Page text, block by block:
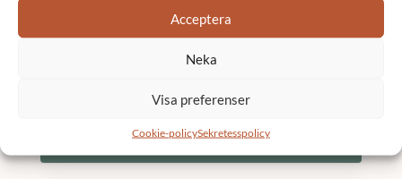
Acceptera
Neka
Visa preferenser
Cookie-policySekretesspolicy
Underhållsplan
Stambyte